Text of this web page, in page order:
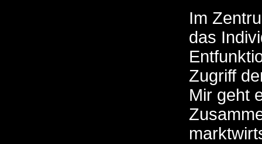
Im
das
Zugriff
Mir geht